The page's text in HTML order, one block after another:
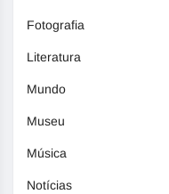
Fotografia
Literatura
Mundo
Museu
Música
Notícias